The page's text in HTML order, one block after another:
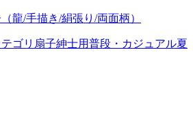
龍/手描き/絹張り/両面柄）
ゴリ 扇子紳士用普段・カジュアル夏